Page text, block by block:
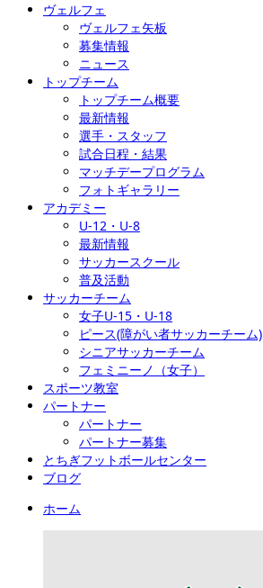
ヴェルフェ
ヴェルフェ矢板
募集情報
ニュース
トップチーム
トップチーム概要
最新情報
選手・スタッフ
試合日程・結果
マッチデープログラム
フォトギャラリー
アカデミー
U-12・U-8
最新情報
サッカースクール
普及活動
サッカーチーム
女子U-15・U-18
ピース(障がい者サッカーチーム)
シニアサッカーチーム
フェミニーノ（女子）
スポーツ教室
パートナー
パートナー
パートナー募集
とちぎフットボールセンター
ブログ
ホーム